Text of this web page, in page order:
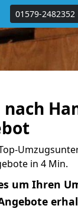
01579-2482352
nach
in 4 Min.
um Ihren